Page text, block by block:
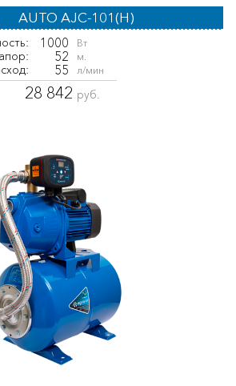
AUTO AJC-101(H)
1000 Вт
52 м.
55 л/мин
28 842 руб.